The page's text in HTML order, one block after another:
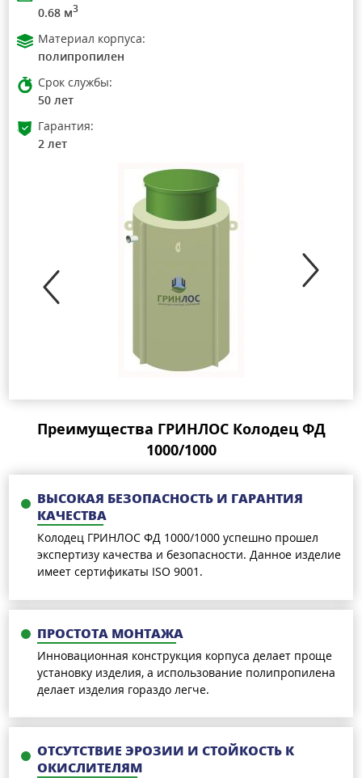
0.68 м3
Материал корпуса:
полипропилен
Срок службы:
50 лет
Гарантия:
2 лет
Преимущества ГРИНЛОС Колодец ФД
1000/1000
ВЫСОКАЯ БЕЗОПАСНОСТЬ И ГАРАНТИЯ
КАЧЕСТВА
Колодец ГРИНЛОС ФД 1000/1000 успешно прошел
экспертизу качества и безопасности. Данное изделие
имеет сертификаты ISO 9001.
ПРОСТОТА МОНТАЖА
Инновационная конструкция корпуса делает проще
установку изделия, а использование полипропилена
делает изделия гораздо легче.
ОТСУТСТВИЕ ЭРОЗИИ И СТОЙКОСТЬ К
ОКИСЛИТЕЛЯМ